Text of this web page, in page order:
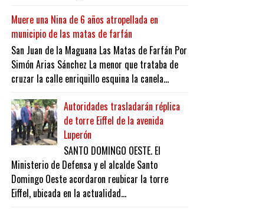
Muere una Nina de 6 años atropellada en
municipio de las matas de farfán
San Juan de la Maguana Las Matas de Farfán Por
Simón Arias Sánchez La menor que trataba de
cruzar la calle enriquillo esquina la canela...
Autoridades trasladarán réplica
de torre Eiffel de la avenida
Luperón
SANTO DOMINGO OESTE. El
Ministerio de Defensa y el alcalde Santo
Domingo Oeste acordaron reubicar la torre
Eiffel, ubicada en la actualidad...